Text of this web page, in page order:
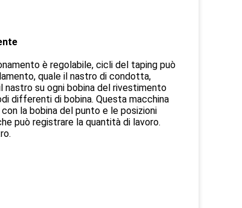
è regolabile, cicli del taping può
quale il nastro di condotta,
nastro su ogni bobina del rivestimento
differenti di bobina. Questa macchina
la bobina del punto e le posizioni
può registrare la quantità di lavoro.